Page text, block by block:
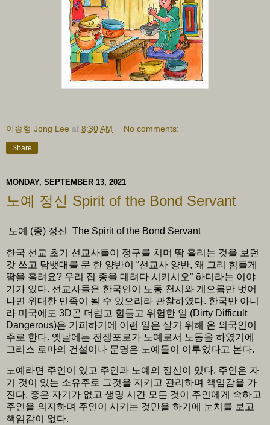
이종형 Jong Lee at 8:30 AM No comments:
Share
MONDAY, SEPTEMBER 13, 2021
노예 정신 Spirit of the Bond Servant
노예 (종) 정신 The Spirit of the Bond Servant
한국 선교 초기 선교사들이 정구를 치며 땀 흘리는 것을 보던
갓 쓰고 담뱃대를 문 한 양반이 “선교사 양반, 왜 그리 힘들게
땀을 흘려요? 우리 집 종을 데려다 시키시오” 하더라는 이야
기가 있다. 선교사들은 한국인이 노동 천시와 게으름만 벗어
나면 위대한 민족이 될 수 있으리라 관찰하였다. 한국만 아니
라 미국에도 3D곧 더럽고 힘들고 위험한 일 (Dirty Difficult
Dangerous)은 기피하기에 이런 일은 살기 위해 온 외국인이
주로 한다. 옛날에는 전쟁포로가 노예로서 노동을 하였기에
그리스 로마의 건설이나 문명은 노예들이 이루었다고 본다.
노예라면 주인이 있고 주인과 노예의 정신이 있다. 주인은 자
기 것이 있는 소유주로 그것을 지키고 관리하며 책임감을 가
진다. 종은 자기가 없고 생명 시간 모든 것이 주인에게 속하고
주인을 의지하며 주인이 시키는 것만을 하기에 눈치를 보고
책임감이 없다.